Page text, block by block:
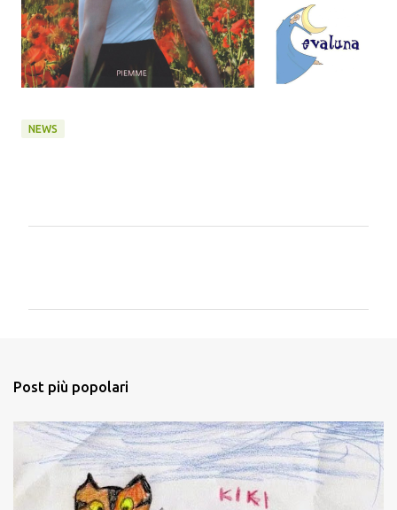
NEWS
i
Post più popolari